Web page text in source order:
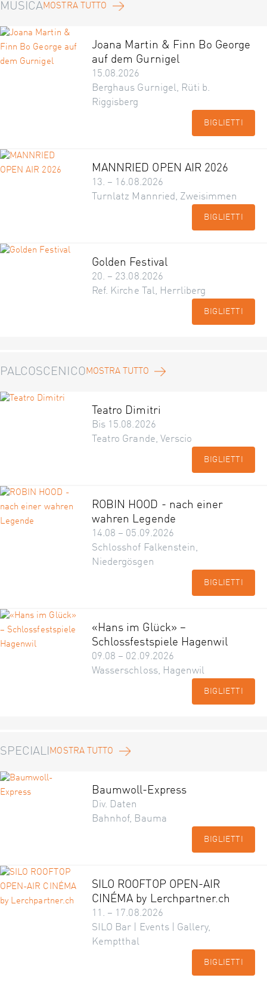
MUSICAMOSTRA TUTTO
Joana Martin & Finn Bo George
auf dem Gurnigel
15.08.2026
Berghaus Gurnigel, Rüti b.
Riggisberg
BIGLIETTI
MANNRIED OPEN AIR 2026
13. – 16.08.2026
Turnlatz Mannried, Zweisimmen
BIGLIETTI
Golden Festival
20. – 23.08.2026
Ref. Kirche Tal, Herrliberg
BIGLIETTI
PALCOSCENICOMOSTRA TUTTO
Teatro Dimitri
Bis 15.08.2026
Teatro Grande, Verscio
BIGLIETTI
ROBIN HOOD - nach einer
wahren Legende
14.08 – 05.09.2026
Schlosshof Falkenstein,
Niedergösgen
BIGLIETTI
«Hans im Glück» –
Schlossfestspiele Hagenwil
09.08 – 02.09.2026
Wasserschloss, Hagenwil
BIGLIETTI
SPECIALIMOSTRA TUTTO
Baumwoll-Express
Div. Daten
Bahnhof, Bauma
BIGLIETTI
SILO ROOFTOP OPEN-AIR
CINÉMA by Lerchpartner.ch
11. – 17.08.2026
SILO Bar | Events | Gallery,
Kemptthal
BIGLIETTI